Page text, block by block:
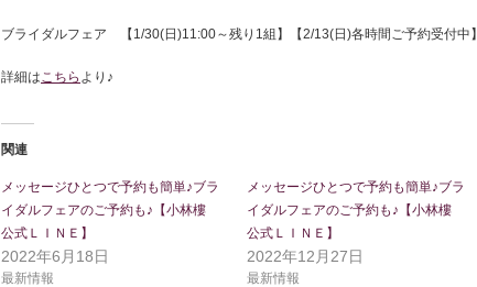
ブライダルフェア 【1/30(日)11:00～残り1組】【2/13(日)各時間ご予約受付中】
詳細はこちら より♪
関連
メッセージひとつで予約も簡単♪ブラ
イダルフェアのご予約も♪【小林樓
公式ＬＩＮＥ】
2022年6月18日
最新情報
メッセージひとつで予約も簡単♪ブラ
イダルフェアのご予約も♪【小林樓
公式ＬＩＮＥ】
2022年12月27日
最新情報